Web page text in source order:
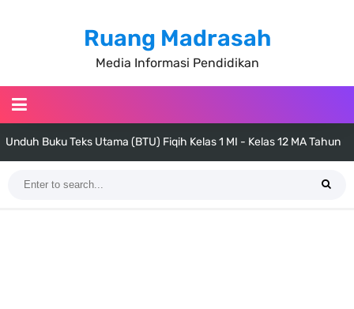
Ruang Madrasah
Media Informasi Pendidikan
Unduh Buku Teks Utama (BTU) Fiqih Kelas 1 MI - Kelas 12 MA Tahun